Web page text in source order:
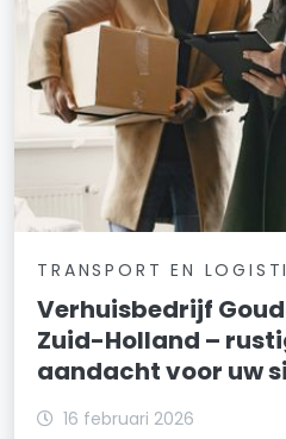
TRANSPORT EN
Verhuisbedrijf
Zuid-Holland –
aandacht voor uw
16 februari 2026